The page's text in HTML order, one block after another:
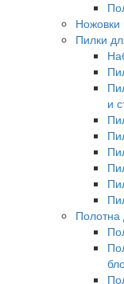
Ножовки
Пилки
и
Полотна